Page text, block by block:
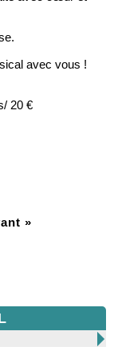
avec vous !
20 €
»